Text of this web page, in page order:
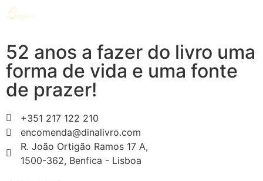
52 anos a fazer do livro uma
forma de vida e uma fonte
de prazer!
+351 217 122 210
encomenda@dinalivro.com
R. João Ortigão Ramos 17 A,
1500-362, Benfica - Lisboa